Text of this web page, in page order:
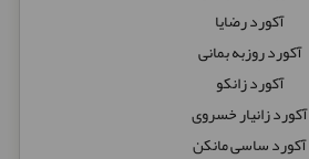
آکورد رضایا
آکورد روزبه بمانی
آکورد زانکو
آکورد زانیار خسروی
آکورد ساسی مانکن